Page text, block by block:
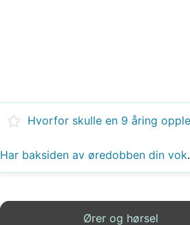
Har
Ører og hørsel